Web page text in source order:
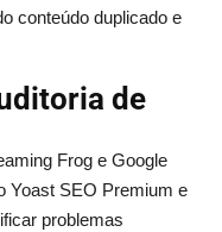
conteúdo duplicado e
de
Frog e Google
Yoast SEO Premium e
problemas